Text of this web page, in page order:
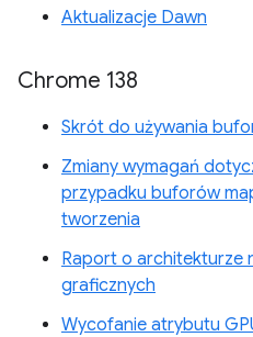
Aktualizacje Dawn
Chrome 138
Skrót do używania
Zmiany wymagań
przypadku buforów
tworzenia
Raport o architekturze
graficznych
Wycofanie atrybutu